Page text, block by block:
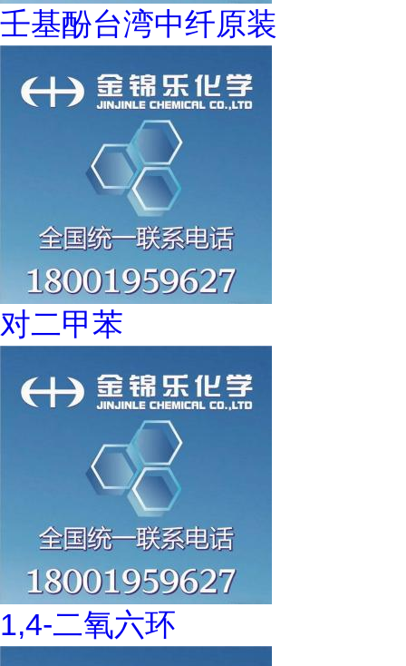
壬基酚台湾中纤原装
对二甲苯
1,4-二氧六环